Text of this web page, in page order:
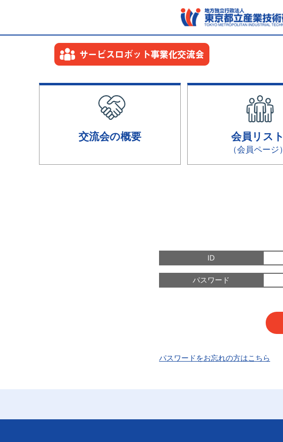
交流会の概要 会員リスト
（会員ページ）
ID
パスワード
パスワードをお忘れの方はこちら